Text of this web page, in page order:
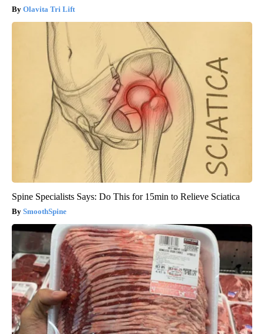
Olavita Tri Lift
Spine Specialists Says: Do This for 15min to Relieve Sciatica
SmoothSpine